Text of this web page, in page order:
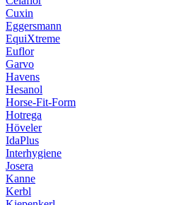
Cuxin
Eggersmann
EquiXtreme
Euflor
Garvo
Havens
Hesanol
Horse-Fit-Form
Hotrega
Höveler
IdaPlus
Interhygiene
Josera
Kanne
Kerbl